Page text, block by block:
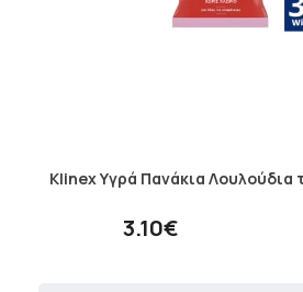
Klinex Υγρά Πανάκια Λουλούδια
3.10€